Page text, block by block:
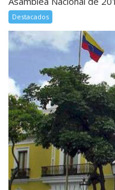
Destacados